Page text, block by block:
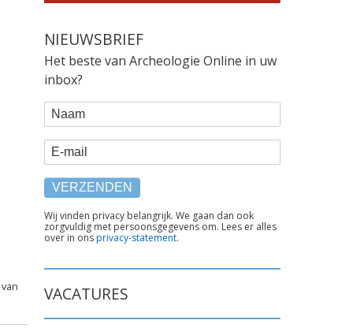
NIEUWSBRIEF
Het beste van Archeologie Online in uw
inbox?
WEBFORM
Naam
E-mail
TEKST
ONDER
FORMULIER
Wij vinden privacy belangrijk. We gaan dan ook
zorgvuldig met persoonsgegevens om. Lees er alles
over in onsprivacy-statement.
VACATURES